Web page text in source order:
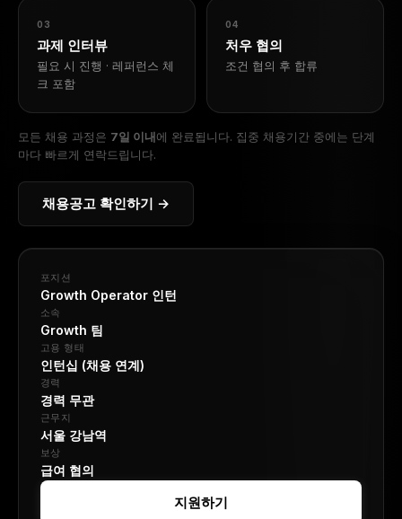
03
과제 인터뷰
필요 시 진행 · 레퍼런스 체
크 포함
04
처우 협의
조건 협의 후 합류
모든 채용 과정은 7일 이내에 완료됩니다. 집중 채용기간 중에는 단계
마다 빠르게 연락드립니다.
채용공고 확인하기 →
포지션
Growth Operator 인턴
소속
Growth 팀
고용 형태
인턴십 (채용 연계)
경력
경력 무관
근무지
서울 강남역
보상
급여 협의
지원하기